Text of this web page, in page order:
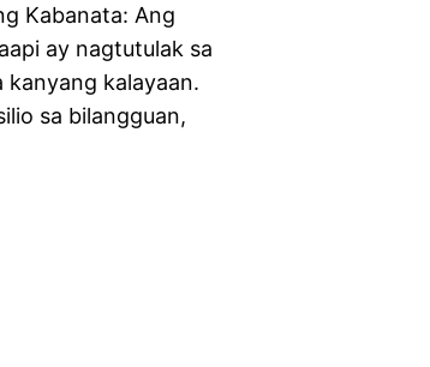
Kabanata: Ang
ay nagtutulak sa
kalayaan.
sa bilangguan,